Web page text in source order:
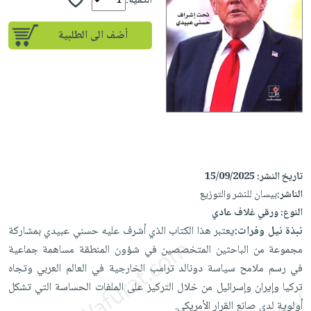
إختياراتنا
كتب
أكاديمية
صندوق
القراءة
English
iKitab
بلا
حدود
أسئلة
يتكرر
على
Android
تحميل
iKitab
على
Apple
أسئلة
يتكرر
طرحها
تحميل
masmu3
على
على
Apple
المواضيع
الأكثر
مبيعاً
إختياراتنا
وسائل
جوائز
تعليمية
الصحة
والعناية
الشخصية
العناية
الشخصية
العناية
وتصفيف
الشعر
العناية
بالجسم
والسفرة
جديد
الكل
أواني
الطهي
أدوات
متجر
الهدايا
أقسام
أضف الى الطلبية
تاريخ النشر:15/09/2025
الناشر:بيسان للنشر والتوزيع
النوع:ورقي غلاف عادي
نبذة نيل وفرات:يعتبر هذا الكتاب الذي أشرف عليه حسني عبيدي بمشاركة
مجموعة من الباحثين المتخصصين في شؤون المنطقة مساهمة جماعية
في رسم ملامح سياسة دونالد ترامب الخارجية في العالم العربي وتجاه
تركيا وإيران وإسرائيل من خلال التركيز على الملفات الحساسة التي تشكل
أولوية لدى صانع القرار الأمريكي.